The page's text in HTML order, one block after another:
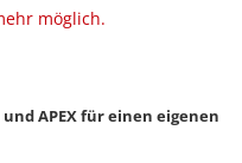
möglich.
APEX für einen eigenen